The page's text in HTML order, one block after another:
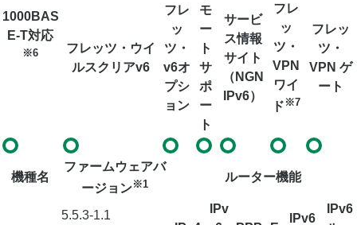
1000BAS
E-T対応
※6
フレッツ・ウイ
ルスクリアv6
フレ
ッ
ツ・
v6オ
プシ
ョン
モ
ー
ト
サ
ポ
ー
ト
サービ
ス情報
サイト
（NGN
IPv6）
フレ
ッ
ツ・
VPN
ワイ
ド ※7
フレッ
ツ・
VPN ゲ
ート
機種名
ファームウェアバ
ージョン※1
ルーター機能
5.5.3-1.1
IPv
IPv6
IPv6